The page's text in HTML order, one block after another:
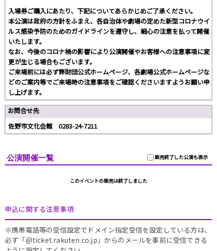
入場券ご購入にあたり、下記についてあらかじめご了承ください。
本公演は政府の方針をふまえ、各自治体や劇場の定めた新型コロナウイ
ルス感染予防のためのガイドラインを遵守し、細心の注意を払って開催
いたします。
なお、今後のコロナ禍の影響により公演開催やお客様への注意事項に変
更が生じる場合もございます。
ご来場前には必ず弊財団公式ホームページ、各劇場公式ホームページな
どのご案内等でご来場時の注意事項をご確認くださいますようお願い申
し上げます。
お問合せ先
佐野市文化会館 0283-24-7211
販売終了した公演も表示
公演開催一覧
このイベントの販売は終了しました
申込に関する注意事項
※携帯電話等の受信設定でドメイン指定受信を設定している方は、
必ず「@ticket.rakuten.co.jp」からのメールを事前に受信できる